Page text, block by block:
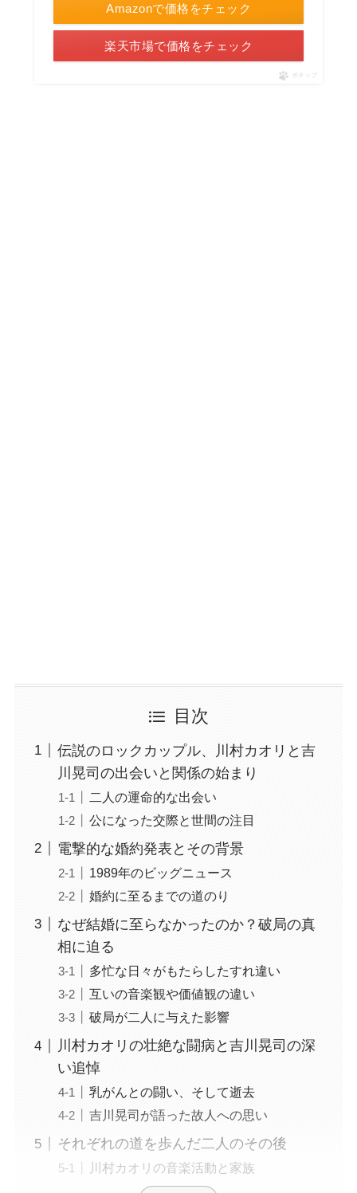
Amazonで価格をチェック
楽天市場で価格をチェック
ポチップ
目次
伝説のロックカップル、川村カオリと吉
川晃司の出会いと関係の始まり
二人の運命的な出会い
公になった交際と世間の注目
電撃的な婚約発表とその背景
1989年のビッグニュース
婚約に至るまでの道のり
なぜ結婚に至らなかったのか？破局の真
相に迫る
多忙な日々がもたらしたすれ違い
互いの音楽観や価値観の違い
破局が二人に与えた影響
川村カオリの壮絶な闘病と吉川晃司の深
い追悼
乳がんとの闘い、そして逝去
吉川晃司が語った故人への思い
それぞれの道を歩んだ二人のその後
川村カオリの音楽活動と家族